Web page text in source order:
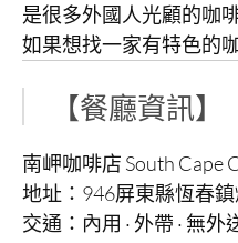
是很多外國人光顧的咖
如果想找一家有特色的
【餐廳資訊】
南岬咖啡店 South Cape
地址：946屏東縣恆春
交通：內用 · 外帶 · 無外